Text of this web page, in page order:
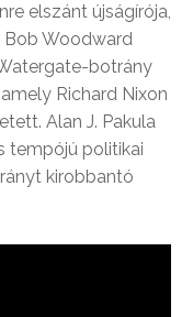
elszánt újságírója,
Bob Woodward
botrány
Richard Nixon
Alan J. Pakula
tempójú politikai
kirobbantó